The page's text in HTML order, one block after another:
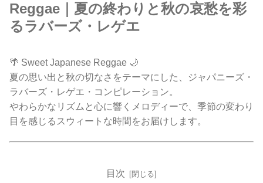
Reggae｜夏の終わりと秋の哀愁を彩
るラバーズ・レゲエ
🌴 Sweet Japanese Reggae 🌙
夏の思い出と秋の切なさをテーマにした、ジャパニーズ・
ラバーズ・レゲエ・コンピレーション。
やわらかなリズムと心に響くメロディーで、季節の変わり
目を感じるスウィートな時間をお届けします。
目次